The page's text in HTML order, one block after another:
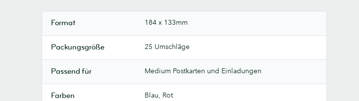
Format 184 x 133mm
Packungsgröße 25 Umschläge
Passend für Medium Postkarten und Einladungen
Farben Blau, Rot